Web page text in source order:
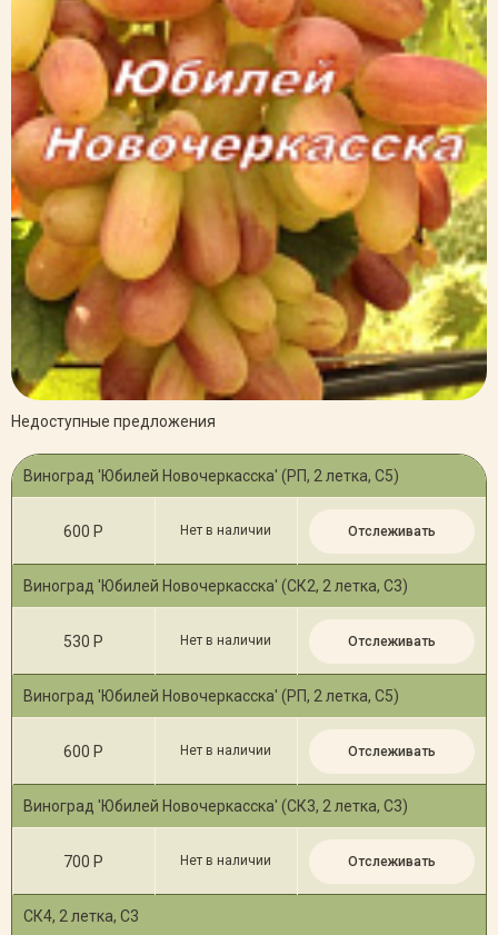
Недоступные предложения
Виноград 'Юбилей Новочеркасска' (РП, 2 летка, С5)
600 Р Нет в наличии Отслеживать
Виноград 'Юбилей Новочеркасска' (СК2, 2 летка, С3)
530 Р Нет в наличии Отслеживать
Виноград 'Юбилей Новочеркасска' (РП, 2 летка, С5)
600 Р Нет в наличии Отслеживать
Виноград 'Юбилей Новочеркасска' (СК3, 2 летка, С3)
700 Р Нет в наличии Отслеживать
СК4, 2 летка, С3